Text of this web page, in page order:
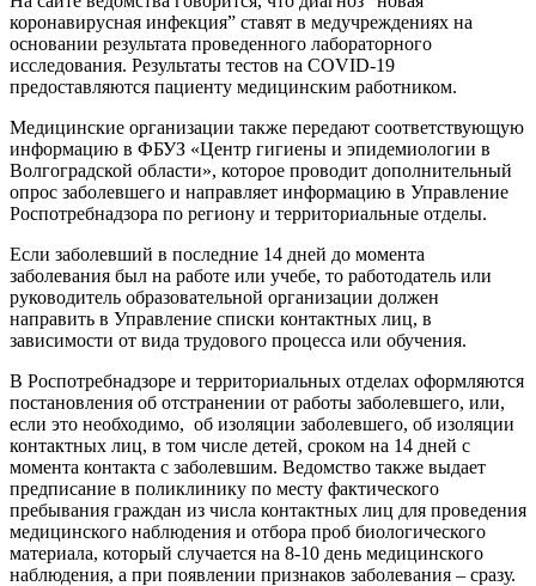
коронавирусная инфекция” ставят в медучреждениях на
основании результата проведенного лабораторного
исследования. Результаты тестов на COVID-19
предоставляются пациенту медицинским работником.
Медицинские организации также передают соответствующую
информацию в ФБУЗ «Центр гигиены и эпидемиологии в
Волгоградской области», которое проводит дополнительный
опрос заболевшего и направляет информацию в Управление
Роспотребнадзора по региону и территориальные отделы.
Если заболевший в последние 14 дней до момента
заболевания был на работе или учебе, то работодатель или
руководитель образовательной организации должен
направить в Управление списки контактных лиц, в
зависимости от вида трудового процесса или обучения.
В Роспотребнадзоре и территориальных отделах оформляются
постановления об отстранении от работы заболевшего, или,
если это необходимо, об изоляции заболевшего, об изоляции
контактных лиц, в том числе детей, сроком на 14 дней с
момента контакта с заболевшим. Ведомство также выдает
предписание в поликлинику по месту фактического
пребывания граждан из числа контактных лиц для проведения
медицинского наблюдения и отбора проб биологического
материала, который случается на 8-10 день медицинского
наблюдения, а при появлении признаков заболевания – сразу.